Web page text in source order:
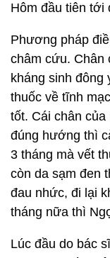
Hôm đầu tiên tới
Phương pháp
châm cứu. Chân
kháng sinh đông
thuốc về tĩnh
tốt. Cái chân
đúng hướng thì
3 tháng mà vết
còn da sạm đen
đau nhức, đi lại
tháng nữa thì
Lúc đầu do bác